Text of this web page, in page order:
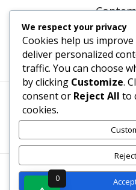
47,57lei
Termeni, Condiții &
WWW.RECENZII-
REZERVATE
We respect your privacy
Cookies help us
deliver personalized
traffic. You can choose
by clicking Customize.
consent or Reject All to
cookies.
0